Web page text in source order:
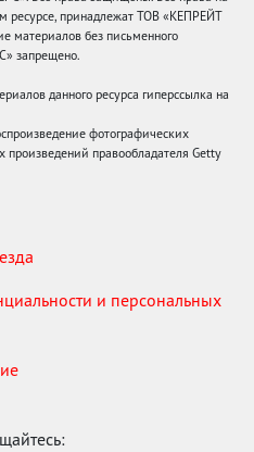
ресурсе, принадлежат ТОВ «КЕПРЕЙТ
материалов без письменного
запрещено.
данного ресурса гиперссылка на
фотографических
правообладателя Getty
и персональных